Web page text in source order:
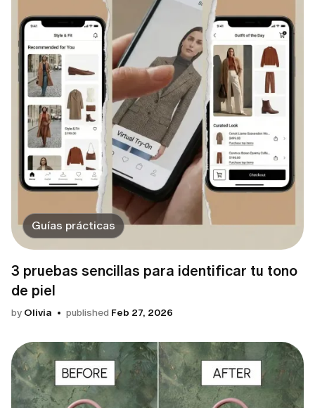
Guías prácticas
3 pruebas sencillas para identificar tu tono
de piel
by Olivia published Feb 27, 2026